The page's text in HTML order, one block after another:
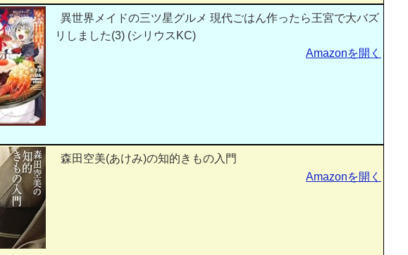
異世界メイドの三ツ星グルメ 現代ごはん作ったら王宮で大バズ
リしました(3) (シリウスKC)
Amazonを開く
森田空美(あけみ)の知的きもの入門
Amazonを開く